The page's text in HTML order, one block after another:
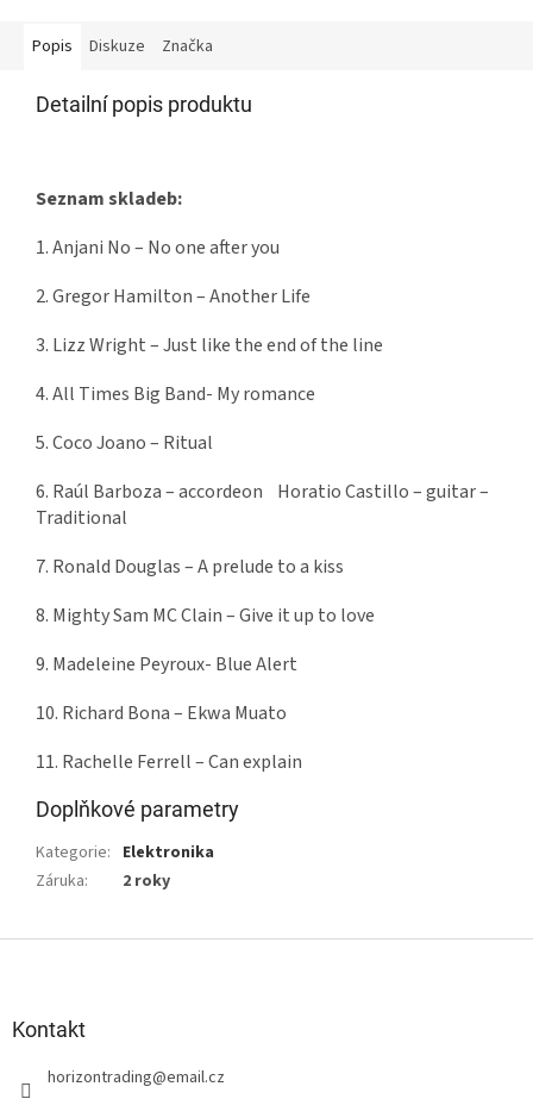
Popis Diskuze Značka
Detailní popis produktu
Seznam skladeb:
1. Anjani No – No one after you
2. Gregor Hamilton – Another Life
3. Lizz Wright – Just like the end of the line
4. All Times Big Band- My romance
5. Coco Joano – Ritual
6. Raúl Barboza – accordeon Horatio Castillo – guitar –
Traditional
7. Ronald Douglas – A prelude to a kiss
8. Mighty Sam MC Clain – Give it up to love
9. Madeleine Peyroux- Blue Alert
10. Richard Bona – Ekwa Muato
11. Rachelle Ferrell – Can explain
Doplňkové parametry
Kategorie: Elektronika
Záruka: 2 roky
Kontakt
horizontrading@email.cz